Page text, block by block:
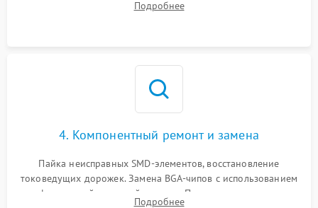
мультиконтроллера, процессора и видеочипа.
Подробнее
4. Компонентный ремонт и замена
Пайка неисправных SMD-элементов, восстановление
токоведущих дорожек. Замена BGA-чипов с использованием
инфракрасной паяльной станции. Прошивка микросхемы
Подробнее